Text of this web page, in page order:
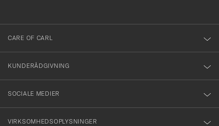
dig
till
vårt
nyhetsbrev!
CARE OF CARL
KUNDERÅDGIVNING
SOCIALE MEDIER
VIRKSOMHEDSOPLYSNINGER